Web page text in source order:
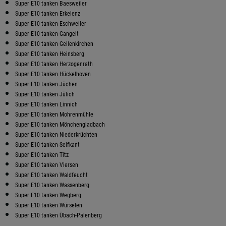
Super E10 tanken Baesweiler
Super E10 tanken Erkelenz
Super E10 tanken Eschweiler
Super E10 tanken Gangelt
Super E10 tanken Geilenkirchen
Super E10 tanken Heinsberg
Super E10 tanken Herzogenrath
Super E10 tanken Hückelhoven
Super E10 tanken Jüchen
Super E10 tanken Jülich
Super E10 tanken Linnich
Super E10 tanken Mohrenmühle
Super E10 tanken Mönchengladbach
Super E10 tanken Niederkrüchten
Super E10 tanken Selfkant
Super E10 tanken Titz
Super E10 tanken Viersen
Super E10 tanken Waldfeucht
Super E10 tanken Wassenberg
Super E10 tanken Wegberg
Super E10 tanken Würselen
Super E10 tanken Übach-Palenberg